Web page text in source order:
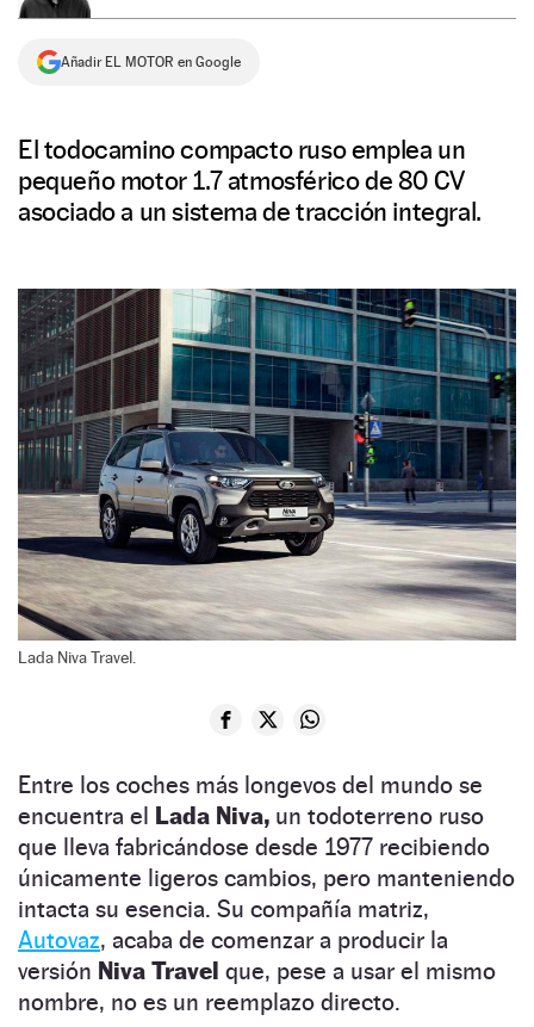
Añadir EL MOTOR en Google
El todocamino compacto ruso emplea un
pequeño motor 1.7 atmosférico de 80 CV
asociado a un sistema de tracción integral.
Lada Niva Travel.
Entre los coches más longevos del mundo se
encuentra el Lada Niva, un todoterreno ruso
que lleva fabricándose desde 1977 recibiendo
únicamente ligeros cambios, pero manteniendo
intacta su esencia. Su compañía matriz,
Autovaz, acaba de comenzar a producir la
versión Niva Travel que, pese a usar el mismo
nombre, no es un reemplazo directo.